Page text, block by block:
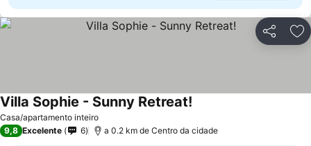
Partilhar
Casa/apartamento inteiro
Villa Sophie - Sunny Retreat!
9,8 Excelente 6 a 0.2 km de Centro da cidade